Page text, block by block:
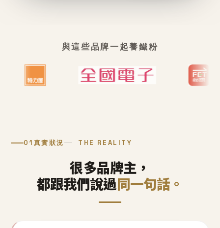
與這些品牌一起養鐵粉
01 真實狀況 THE REALITY
很多品牌主，
都跟我們說過同一句話。